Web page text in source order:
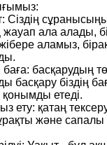
Сіздің
жауап ала алады,
аламыз,
баға: басқарудың
басқару біздің
етеді.
ету: қатаң
және сапалы